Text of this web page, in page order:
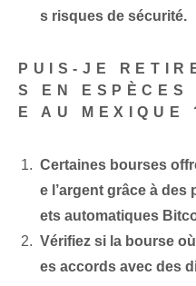
s risques de sécurité.
PUIS-JE
S EN ESPÈCES
E AU MEXIQUE
Certaines bourses
e l’argent grâce à
ets automatiques
Vérifiez si la bourse
es accords avec des